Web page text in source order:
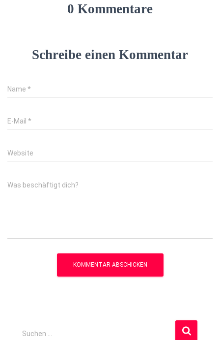
0 Kommentare
Schreibe einen Kommentar
Name *
E-Mail *
Website
Was beschäftigt dich?
S
Suchen …